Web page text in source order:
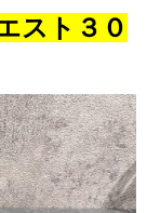
スト３０